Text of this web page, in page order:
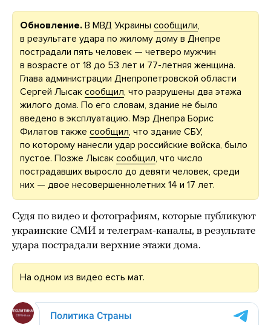
Обновление. В МВД Украины сообщили,
в результате удара по жилому дому в Днепре
пострадали пять человек — четверо мужчин
в возрасте от 18 до 53 лет и 77-летняя женщина.
Глава администрации Днепропетровской области
Сергей Лысак сообщил, что разрушены два этажа
жилого дома. По его словам, здание не было
введено в эксплуатацию. Мэр Днепра Борис
Филатов также сообщил, что здание СБУ,
по которому нанесли удар российские войска, было
пустое. Позже Лысак сообщил, что число
пострадавших выросло до девяти человек, среди
них — двое несовершеннолетних 14 и 17 лет.
Судя по видео и фотографиям, которые публикуют
украинские СМИ и телеграм-каналы, в результате
удара пострадали верхние этажи дома.
На одном из видео есть мат.